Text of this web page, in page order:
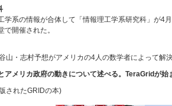
学系の情報が合体して「情報理工学系研究科」が
開催された。
山・志村予想がアメリカの4人の数学者によって
アメリカ政府の動きについて述べる。TeraGridが始
されたGRIDの本)